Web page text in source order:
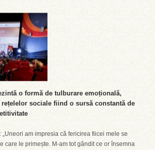
o formă de tulburare emoțională,
sociale fiind o sursă constantă de
„Uneori am impresia că fericirea fiicei mele se
care le primește. M-am tot gândit ce or însemna